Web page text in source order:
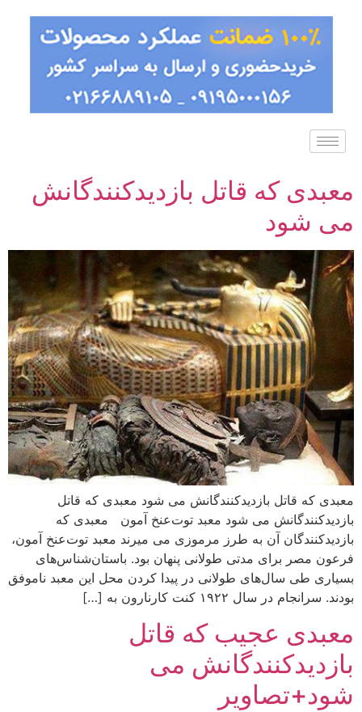
معبدی که قاتل بازدیدکنندگانش
می شود
معبدی که قاتل بازدیدکنندگانش می شود معبدی که قاتل
بازدیدکنندگانش می شود معبد توت‌عنخ آمون معبدی که
بازدیدکنندگان آن به طرز مرموزی می میرند معبد توت‌عنخ آمون،
فرعون مصر برای مدتی طولانی پنهان بود. باستان‌شناس‌های
بسیاری طی سال‌های طولانی در پیدا کردن محل این معبد ناموفق
بودند. سرانجام در سال ۱۹۲۲ کنت کارنارون به […]
معبدی عجیب که قاتل
بازدیدکنندگانش می
شود+تصاویر